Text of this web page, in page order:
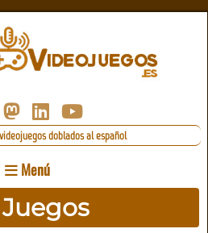
doblados al español
Menú
Juegos